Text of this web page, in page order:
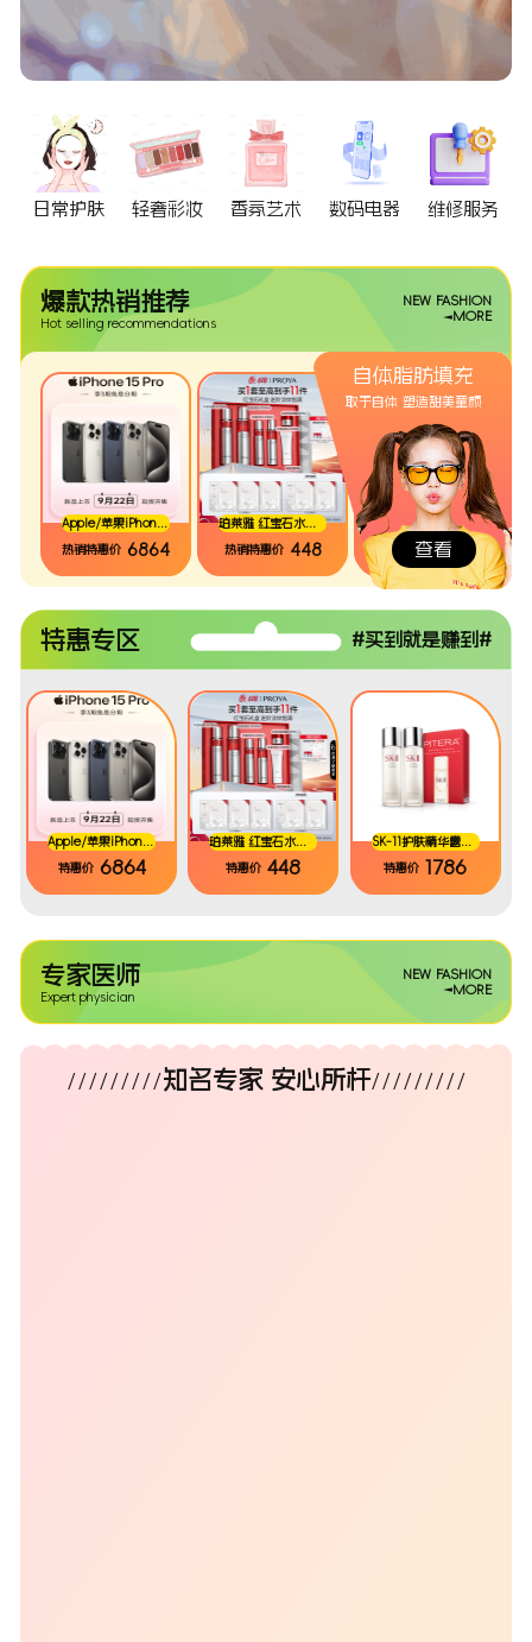
日常护肤 轻奢彩妆 香氛艺术 数码电器 维修服务
爆款热销推荐
Hot selling recommendations
NEW FASHION
MORE
热销特惠价 6864
Apple/苹果iPhone 15 Pro Max(A3108)512GB 白色钛金属 支持移动联通电信5G 双卡双待手机
热销特惠价 448
珀莱雅 红宝石水乳礼盒(新包装2.0水乳)
热销特惠价 1786
SK-11护肤精华露两支装【明星「神仙水」精华】230ml*2
自体脂肪填充
取于自体 塑造甜美童颜
查看
特惠专区 #买到就是赚到#
特惠价 6864
Apple/苹果iPhone 15 Pro Max(A3108)512GB 白色钛金属 支持移动联通电信5G 双卡双待手机
特惠价 448
珀莱雅 红宝石水乳礼盒(新包装2.0水乳)
特惠价 1786
SK-11护肤精华露两支装【明星「神仙水」精华】230ml*2
专家医师
Expert physician
NEW FASHION
MORE
/////////知名专家 安心所杆/////////